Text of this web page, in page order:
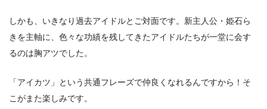
しかも、いきなり過去アイドルとご対面です。新主人公・姫石ら
きを主軸に、色々な功績を残してきたアイドルたちが一堂に会す
るのは胸アツでした。
「アイカツ」という共通フレーズで仲良くなれるんですから！そ
こがまた楽しみです。